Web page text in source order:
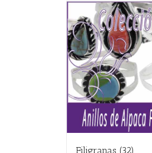
Filigranas (32)